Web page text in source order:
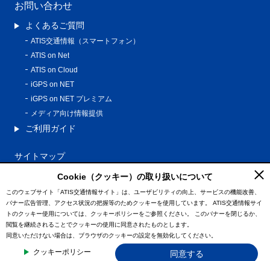
お問い合わせ
よくあるご質問
ATIS交通情報（スマートフォン）
ATIS on Net
ATIS on Cloud
iGPS on NET
iGPS on NET プレミアム
メディア向け情報提供
ご利用ガイド
サイトマップ
プライバシーポリシー
利用規約
特定商取引法に基づく表記
情報の外部通信について
© ATIS Co.,Ltd. All Rights Reserved.
Cookie（クッキー）の取り扱いについて
このウェブサイト「ATIS交通情報サイト」は、ユーザビリティの向上、サービスの機能改善、
バナー広告管理、アクセス状況の把握等のためクッキーを使用しています。
ATIS交通情報サイ
トのクッキー使用については、クッキーポリシーをご参照ください。
このバナーを閉じるか、
閲覧を継続されることでクッキーの使用に同意されたものとします。
同意いただけない場合は、ブラウザのクッキーの設定を無効化してください。
クッキーポリシー 同意する